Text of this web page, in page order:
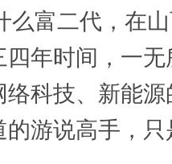
么富二代，在
年时间，一
科技、新能
的游说高手，